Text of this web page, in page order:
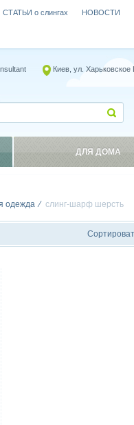
одежда слинг-шарф шерсть
СТАТЬИ о слингах НОВОСТИ
Киев, ул.
ДЛЯ ДОМА